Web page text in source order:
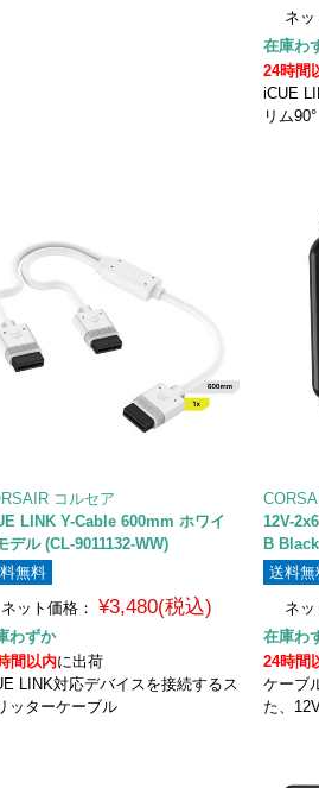
ネッ
在庫わ
24時間
iCUE
リム
コルセア
LINK Y-Cable 600mm ホワイ
デル (CL-9011132-WW)
無料
ネット価格：
¥3,480(税込)
わずか
間以内に出荷
LINK対応デバイスを接続するス
ッターケーブル
12V-
B
送料無
ネッ
在庫わ
24時間
ケーブ
た、